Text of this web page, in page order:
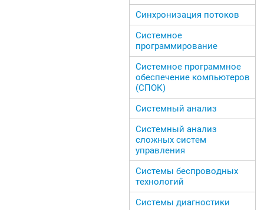
Синхронизация потоков
Системное
программирование
Системное программное
обеспечение компьютеров
(СПОК)
Системный анализ
Системный анализ
сложных систем
управления
Системы беспроводных
технологий
Системы диагностики